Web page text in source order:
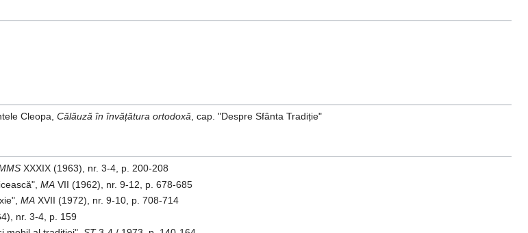
Cleopa,Călăuză în învățătura ortodoxă , cap. "Despre Sfânta Tradiție"
XXXIX (1963), nr. 3-4, p. 200-208
MA VII (1962), nr. 9-12, p. 678-685
MA XVII (1972), nr. 9-10, p. 708-714
nr. 3-4, p. 159